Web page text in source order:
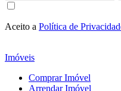
Aceito a Política de
Imóveis
Comprar Imóvel
Arrendar Imóvel